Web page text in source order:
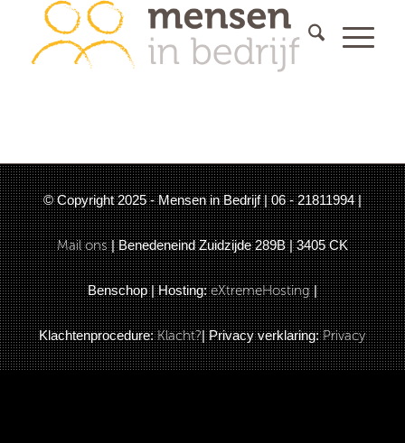
© Copyright 2025 - Mensen in Bedrijf | 06 - 21811994 |
Mail ons| Benedeneind Zuidzijde 289B | 3405 CK
Benschop | Hosting:eXtremeHosting|
Klachtenprocedure:Klacht?| Privacy verklaring:Privacy